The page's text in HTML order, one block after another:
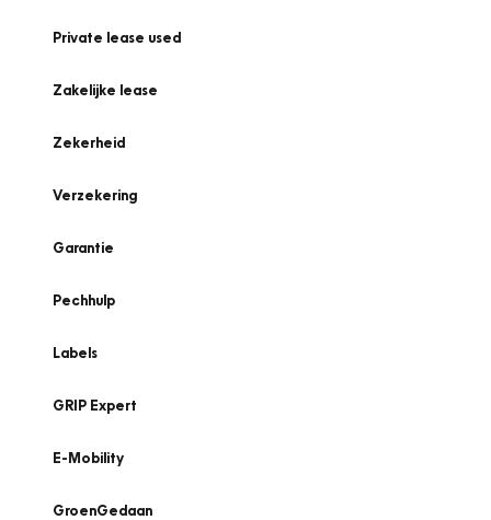
Private lease used
Zakelijke lease
Zekerheid
Verzekering
Garantie
Pechhulp
Labels
GRIP Expert
E-Mobility
GroenGedaan